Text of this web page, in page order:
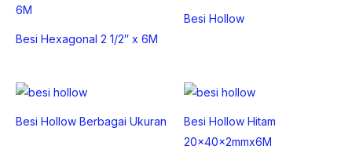
Besi Hexagonal 2 1/2″ x 6M
Besi Hollow
Besi Hollow Berbagai Ukuran
Besi Hollow Hitam
20x40x2mmx6M